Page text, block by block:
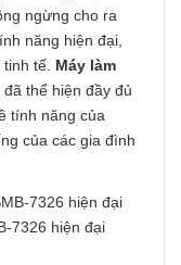
ngừng cho ra
năng hiện đại,
tế. Máy làm
đã thể hiện đầy đủ
tính năng của
của các gia đình
7326 hiện đại